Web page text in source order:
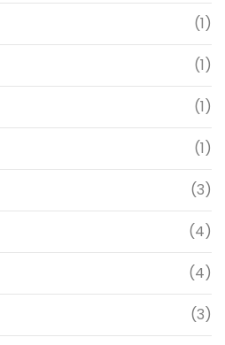
(1)
(1)
(1)
(1)
(3)
(4)
(4)
(3)